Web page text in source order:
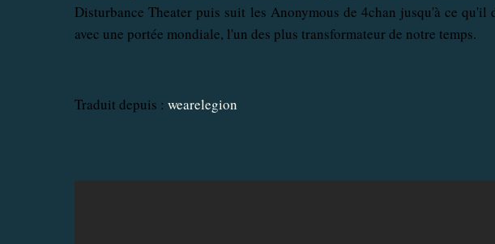
Disturbance Theater puis suit les Anonymous de 4chan jusqu'à ce qu'il
avec une portée mondiale, l'un des plus transformateurde notre temps.
Traduit depuis : wearelegion